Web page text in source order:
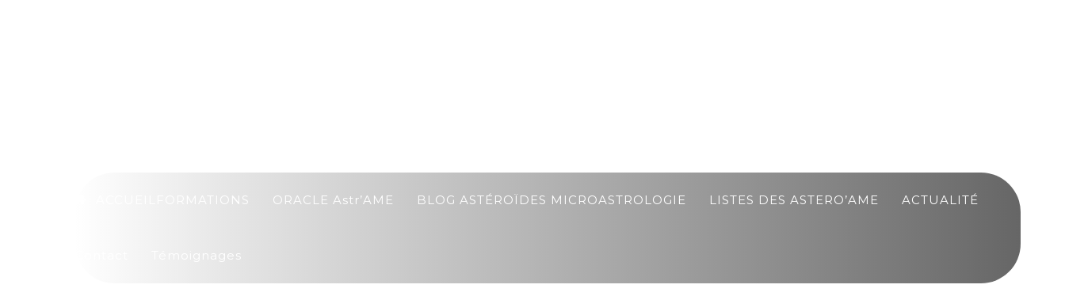
FORMATIONS ORACLE Astr’AME BLOG ASTÉROÏDES MICROASTROLOGIE LISTES DES ASTERO’AME ACTUALITÉ
Témoignages